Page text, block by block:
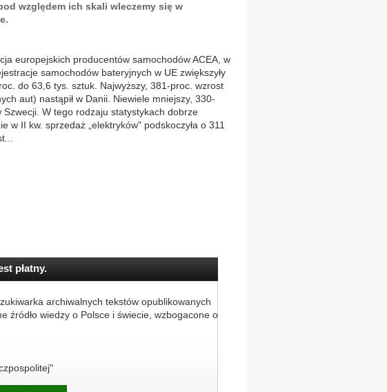
względem ich skali wleczemy się w
europejskich producentów samochodów ACEA, w
samochodów bateryjnych w UE zwiększyły
do 63,6 tys. sztuk. Najwyższy, 381-proc. wzrost
aut) nastąpił w Danii. Niewiele mniejszy, 330-
Szwecji. W tego rodzaju statystykach dobrze
w II kw. sprzedaż „elektryków" podskoczyła o 311
płatny.
archiwalnych tekstów opublikowanych
źródło wiedzy o Polsce i świecie, wzbogacone o